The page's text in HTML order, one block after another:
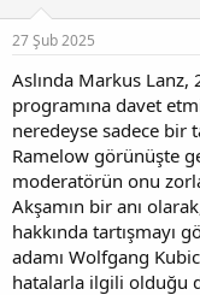
b
a
ş
a
t
a
n
ç
a
r
i
h
i
27 Şub 2025
Aslında Markus
programına davet
neredeyse sadece bir
Ramelow görünüşte
moderatörün onu
Akşamın bir anı
hakkında tartışmayı
adamı Wolfgang
hatalarla ilgili olduğu